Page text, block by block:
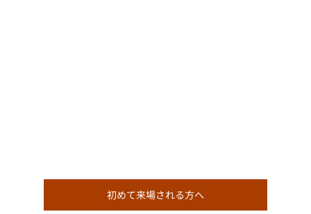
初めて来場される方へ